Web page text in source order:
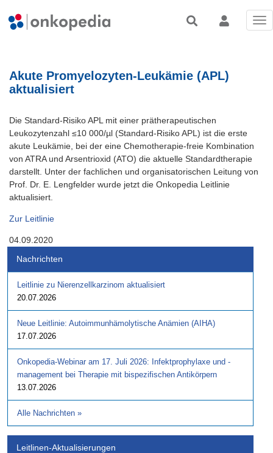
Akute Promyelozyten-Leukämie (APL)
aktualisiert
Die Standard-Risiko APL mit einer prätherapeutischen
Leukozytenzahl ≤10 000/µl (Standard-Risiko APL) ist die erste
akute Leukämie, bei der eine Chemotherapie-freie Kombination
von ATRA und Arsentrioxid (ATO) die aktuelle Standardtherapie
darstellt. Unter der fachlichen und organisatorischen Leitung von
Prof. Dr. E. Lengfelder wurde jetzt die Onkopedia Leitlinie
aktualisiert.
Zur Leitlinie
04.09.2020
Nachrichten
Leitlinie zu Nierenzellkarzinom aktualisiert
20.07.2026
Neue Leitlinie: Autoimmunhämolytische Anämien (AIHA)
17.07.2026
Onkopedia-Webinar am 17. Juli 2026: Infektprophylaxe und -
management bei Therapie mit bispezifischen Antikörpern
13.07.2026
Alle Nachrichten »
Leitlinen-Aktualisierungen